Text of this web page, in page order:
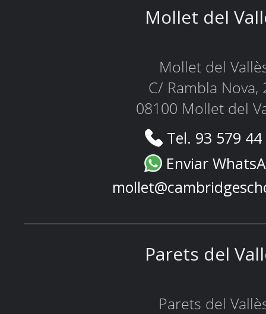
Mollet del
Mollet del
C/ Rambla Nova,
08100 Mollet del
Tel. 93 579
Enviar
Parets del
Parets del